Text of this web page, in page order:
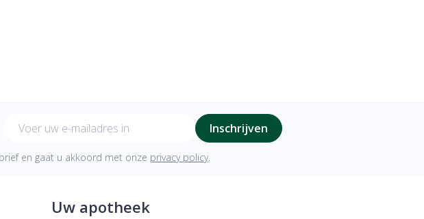
Inschrijven
en gaat u akkoord met onze privacy policy.
Uw apotheek